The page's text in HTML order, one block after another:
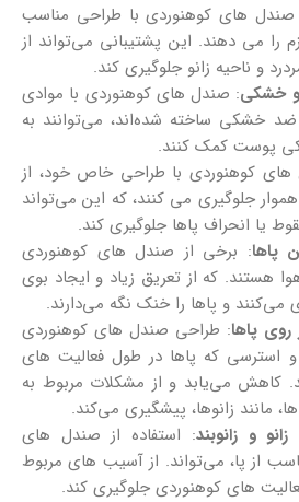
های کوهنوردی با طراحی مناسب
را می‌ دهند. این پشتیبانی می‌تواند از
و ناحیه زانو جلوگیری کند.
و خشکی: صندل‌ های کوهنوردی با موادی
خشکی ساخته شده‌اند، می‌توانند به
پوست کمک کنند.
کوهنوردی با طراحی خاص خود، از
جلوگیری می‌ کنند، که این می‌تواند
یا انحراف پاها جلوگیری کند.
پاها: برخی از صندل‌ های کوهنوردی
هستند. که از تعریق زیاد و ایجاد بوی
می‌کنند و پاها را خنک نگه می‌دارند.
پاها: طراحی صندل‌ های کوهنوردی
استرسی که پاها در طول فعالیت‌ های
کاهش می‌یابد و از مشکلات مربوط به
مانند زانوها، پیشگیری می‌کند.
و زانوبند: استفاده از صندل‌ های
از پا، می‌تواند. از آسیب‌ های مربوط
های کوهنوردی جلوگیری کند.